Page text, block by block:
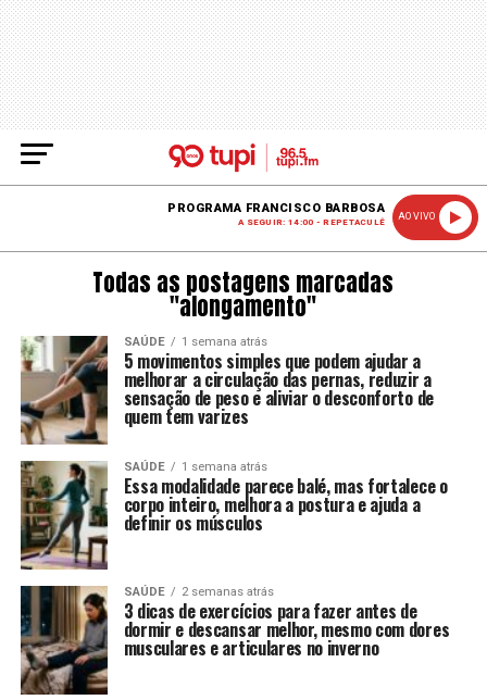
PROGRAMA FRANCISCO BARBOSA
A SEGUIR: 14:00 - REPETACULÊ
AO VIVO
Todas as postagens marcadas
"alongamento"
SAÚDE 1 semana atrás
5 movimentos simples que podem ajudar a
melhorar a circulação das pernas, reduzir a
sensação de peso e aliviar o desconforto de
quem tem varizes
SAÚDE 1 semana atrás
Essa modalidade parece balé, mas fortalece o
corpo inteiro, melhora a postura e ajuda a
definir os músculos
SAÚDE 2 semanas atrás
3 dicas de exercícios para fazer antes de
dormir e descansar melhor, mesmo com dores
musculares e articulares no inverno